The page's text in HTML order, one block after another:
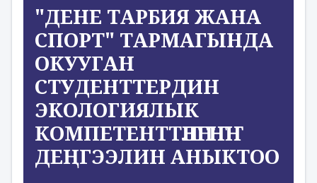
"ДЕНЕ ТАРБИЯ ЖАНА
СПОРТ" ТАРМАГЫНДА
ОКУУГАН
СТУДЕНТТЕРДИН
ЭКОЛОГИЯЛЫК
КОМПЕТЕНТТҤҤЛҤГҤНҤН
ДЕҢГЭЭЛИН АНЫКТОО